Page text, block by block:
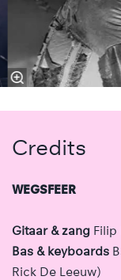
Credits
WEGSFEER
Gitaar & zang Filip
Bas & keyboards
Rick De Leeuw)